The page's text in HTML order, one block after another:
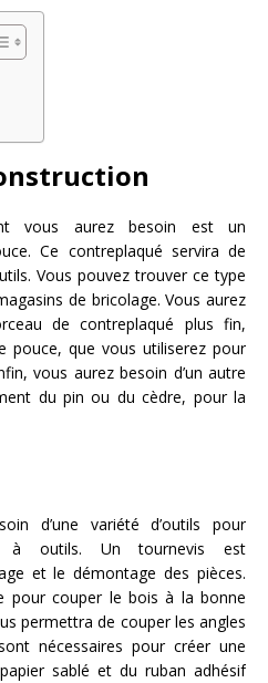
vous aurez besoin est un
Ce contreplaqué servira de
Vous pouvez trouver ce type
de bricolage. Vous aurez
de contreplaqué plus fin,
que vous utiliserez pour
vous aurez besoin d’un autre
du pin ou du cèdre, pour la
d’une variété d’outils pour
à outils. Un tournevis est
et le démontage des pièces.
pour couper le bois à la bonne
permettra de couper les angles
nécessaires pour créer une
sablé et du ruban adhésif